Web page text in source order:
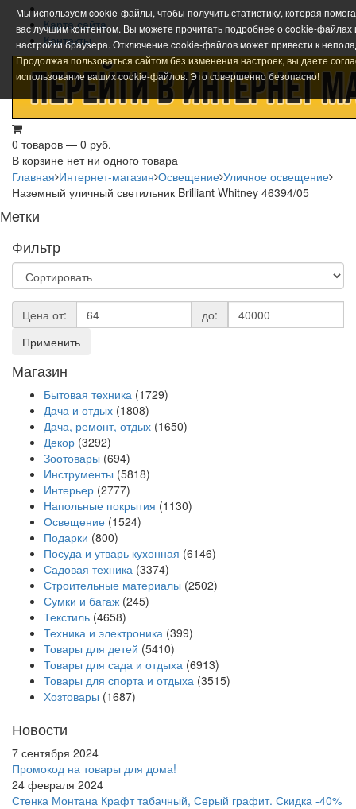
Карта сайта
Контакты
0 товаров — 0 руб.
В корзине нет ни одного товара
Главная Интернет-магазин Освещение Уличное освещение
Наземный уличный светильник Brilliant Whitney 46394/05
Метки
Фильтр
Цена от:
до:
Применить
Магазин
Бытовая техника (1729)
Дача и отдых (1808)
Дача, ремонт, отдых (1650)
Декор (3292)
Зоотовары (694)
Инструменты (5818)
Интерьер (2777)
Напольные покрытия (1130)
Освещение (1524)
Подарки (800)
Посуда и утварь кухонная (6146)
Садовая техника (3374)
Строительные материалы (2502)
Сумки и багаж (245)
Текстиль (4658)
Техника и электроника (399)
Товары для детей (5410)
Товары для сада и отдыха (6913)
Товары для спорта и отдыха (3515)
Хозтовары (1687)
Новости
7 сентября 2024
Промокод на товары для дома!
24 февраля 2024
Стенка Монтана Крафт табачный, Серый графит. Скидка -40%
Мы используем cookie-файлы, чтобы получить статистику, которая
вас лучшим контентом. Вы можете прочитать подробнее о cookie-файлах
настройки браузера. Отключение cookie-файлов может привести к
Продолжая пользоваться сайтом без изменения настроек, вы даете
использование ваших cookie-файлов. Это совершенно безопасно!